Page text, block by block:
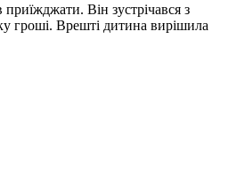
Він зустрічався з
гроші. Врешті дитина вирішила